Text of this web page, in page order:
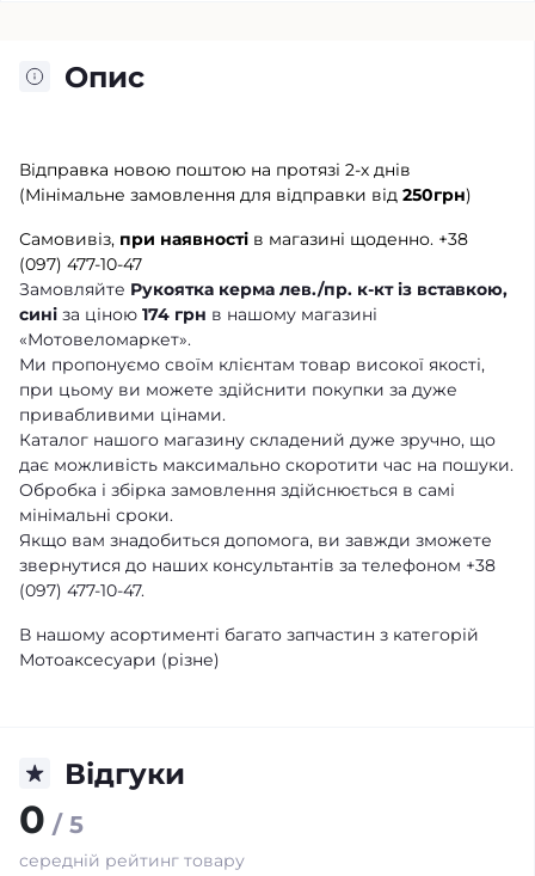
Опис
Відправка новою поштою на протязі 2-х днів
(Мінімальне замовлення для відправки від 250грн)
Самовивіз, при наявності в магазині щоденно. +38
(097) 477-10-47
Замовляйте Рукоятка керма лев./пр. к-кт із вставкою,
сині за ціною 174 грн в нашому магазині
«Мотовеломаркет».
Ми пропонуємо своїм клієнтам товар високої якості,
при цьому ви можете здійснити покупки за дуже
привабливими цінами.
Каталог нашого магазину складений дуже зручно, що
дає можливість максимально скоротити час на пошуки.
Обробка і збірка замовлення здійснюється в самі
мінімальні сроки.
Якщо вам знадобиться допомога, ви завжди зможете
звернутися до наших консультантів за телефоном +38
(097) 477-10-47.
В нашому асортименті багато запчастин з категорій
Мотоаксесуари (різне)
Відгуки
0 / 5
середній рейтинг товару